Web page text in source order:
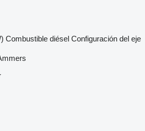
Combustible diésel Configuración del eje